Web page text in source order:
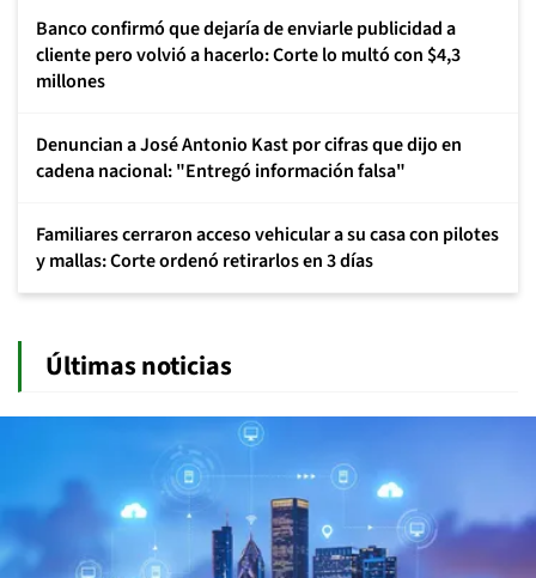
Banco confirmó que dejaría de enviarle publicidad a
cliente pero volvió a hacerlo: Corte lo multó con $4,3
millones
Denuncian a José Antonio Kast por cifras que dijo en
cadena nacional: "Entregó información falsa"
Familiares cerraron acceso vehicular a su casa con pilotes
y mallas: Corte ordenó retirarlos en 3 días
Últimas noticias